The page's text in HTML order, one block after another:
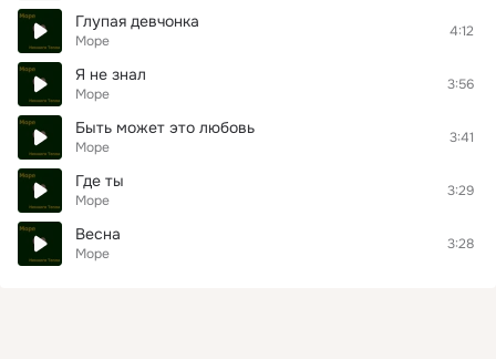
Глупая девчонка
Море
4:12
Я не знал
Море
3:56
Быть может это любовь
Море
3:41
Где ты
Море
3:29
Весна
Море
3:28